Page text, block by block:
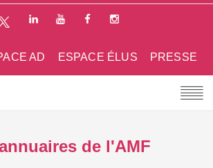
PRESSE
ESPACE ÉLUS
AD
de l'AMF